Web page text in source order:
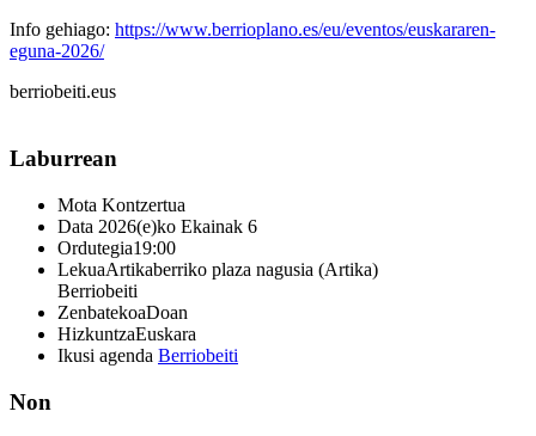
Info gehiago: https://www.berrioplano.es/eu/eventos/euskararen-
eguna-2026/
berriobeiti.eus
Laburrean
Mota Kontzertua
Data 2026(e)ko Ekainak 6
Ordutegia19:00
LekuaArtikaberriko plaza nagusia (Artika)
Berriobeiti
ZenbatekoaDoan
HizkuntzaEuskara
Ikusi agenda Berriobeiti
Non